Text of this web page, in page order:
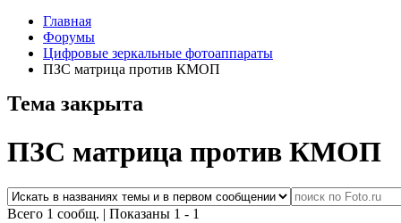
Главная
Форумы
Цифровые зеркальные фотоаппараты
ПЗС матрица против КМОП
Тема закрыта
ПЗС матрица против КМОП
Всего 1 сообщ. | Показаны 1 - 1